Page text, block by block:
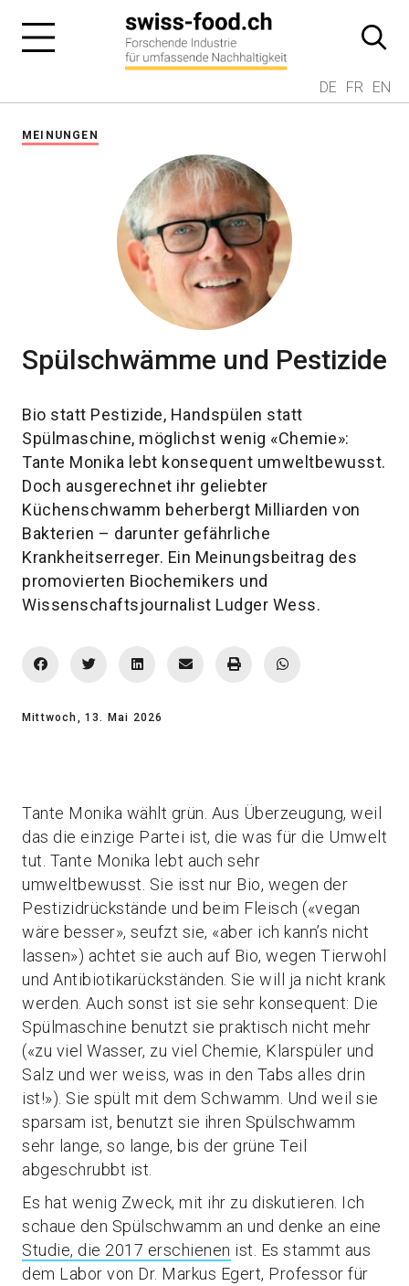
DE FR EN
MEINUNGEN
Spülschwämme und Pestizide
Bio statt Pestizide, Handspülen statt
Spülmaschine, möglichst wenig «Chemie»:
Tante Monika lebt konsequent umweltbewusst.
Doch ausgerechnet ihr geliebter
Küchenschwamm beherbergt Milliarden von
Bakterien – darunter gefährliche
Krankheitserreger. Ein Meinungsbeitrag des
promovierten Biochemikers und
Wissenschaftsjournalist Ludger Wess.
Mittwoch, 13. Mai 2026
Tante Monika wählt grün. Aus Überzeugung, weil
das die einzige Partei ist, die was für die Umwelt
tut. Tante Monika lebt auch sehr
umweltbewusst. Sie isst nur Bio, wegen der
Pestizidrückstände und beim Fleisch («vegan
wäre besser», seufzt sie, «aber ich kann’s nicht
lassen») achtet sie auch auf Bio, wegen Tierwohl
und Antibiotikarückständen. Sie will ja nicht krank
werden. Auch sonst ist sie sehr konsequent: Die
Spülmaschine benutzt sie praktisch nicht mehr
(«zu viel Wasser, zu viel Chemie, Klarspüler und
Salz und wer weiss, was in den Tabs alles drin
ist!»). Sie spült mit dem Schwamm. Und weil sie
sparsam ist, benutzt sie ihren Spülschwamm
sehr lange, so lange, bis der grüne Teil
abgeschrubbt ist.
Es hat wenig Zweck, mit ihr zu diskutieren. Ich
schaue den Spülschwamm an und denke an eine
Studie, die 2017 erschienen ist. Es stammt aus
dem Labor von Dr. Markus Egert, Professor für